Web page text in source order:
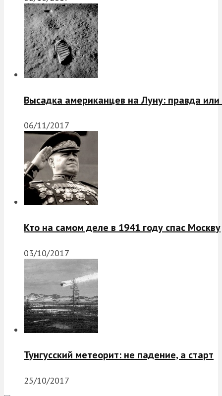
Высадка американцев на Луну: правда
06/11/2017
Кто на самом деле в 1941 году спас Москву
03/10/2017
Тунгусский метеорит: не падение, а старт
25/10/2017